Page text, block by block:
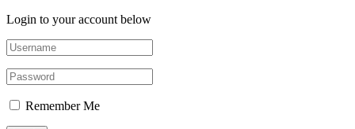
Login to your account below
Remember Me